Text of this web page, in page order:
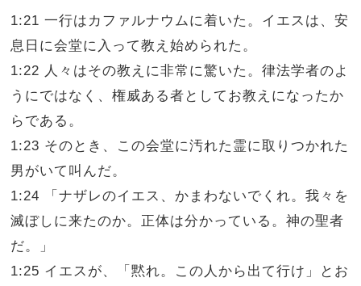
1:21 一行はカファルナウムに着いた。イエスは、安
息日に会堂に入って教え始められた。
1:22 人々はその教えに非常に驚いた。律法学者のよ
うにではなく、権威ある者としてお教えになったか
らである。
1:23 そのとき、この会堂に汚れた霊に取りつかれた
男がいて叫んだ。
1:24 「ナザレのイエス、かまわないでくれ。我々を
滅ぼしに来たのか。正体は分かっている。神の聖者
だ。」
1:25 イエスが、「黙れ。この人から出て行け」とお